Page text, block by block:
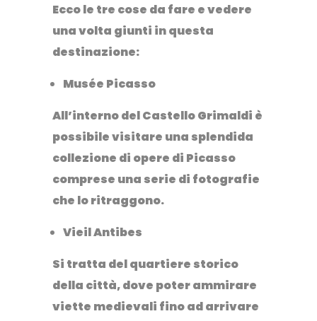
Ecco le tre cose da fare e vedere
una volta giunti in questa
destinazione:
Musée Picasso
All’interno del Castello Grimaldi è
possibile visitare una splendida
collezione di opere di Picasso
comprese una serie di fotografie
che lo ritraggono.
Vieil Antibes
Si tratta del quartiere storico
della città, dove poter ammirare
viette medievali fino ad arrivare